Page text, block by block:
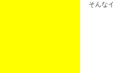
そんな